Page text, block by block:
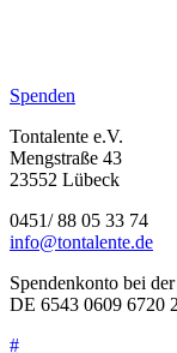
Spenden
Tontalente e.V.
Mengstraße 43
23552 Lübeck
0451/ 88 05 33 74
info@tontalente.de
Spendenkonto bei
DE 6543 0609 6720
#